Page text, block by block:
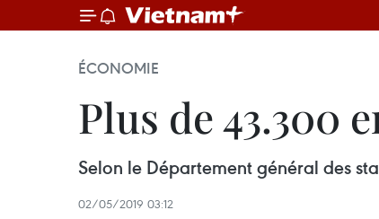
ÉCONOMIE
Plus de 43.300
Selon le Département général des
02/05/2019 03:12